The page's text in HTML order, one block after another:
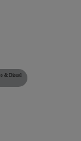
& Diesel